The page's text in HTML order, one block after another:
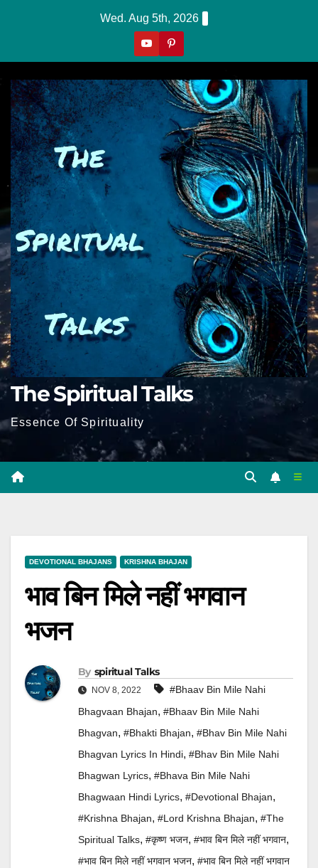
Wed. Aug 5th, 2026
The Spiritual Talks
Essence Of Spirituality
DEVOTIONAL BHAJANS KRISHNA BHAJAN
भाव बिन मिले नहीं भगवान
भजन
By Spiritual Talks
NOV 8, 2022
#Bhaav Bin Mile Nahi
Bhagvaan Bhajan, #Bhaav Bin Mile Nahi
Bhagvan, #bhakti Bhajan, #Bhav Bin Mile Nahi
Bhagvan Lyrics In Hindi, #Bhav Bin Mile Nahi
Bhagwan Lyrics, #Bhava Bin Mile Nahi
Bhagwaan Hindi Lyrics, #devotional Bhajan,
#Krishna Bhajan, #Lord Krishna Bhajan, #the
Spiritual Talks, #कृष्ण भजन, #भाव बिन मिले नहीं भगवान,
#भाव बिन मिले नहीं भगवान भजन, #भाव बिन मिले नहीं भगवान